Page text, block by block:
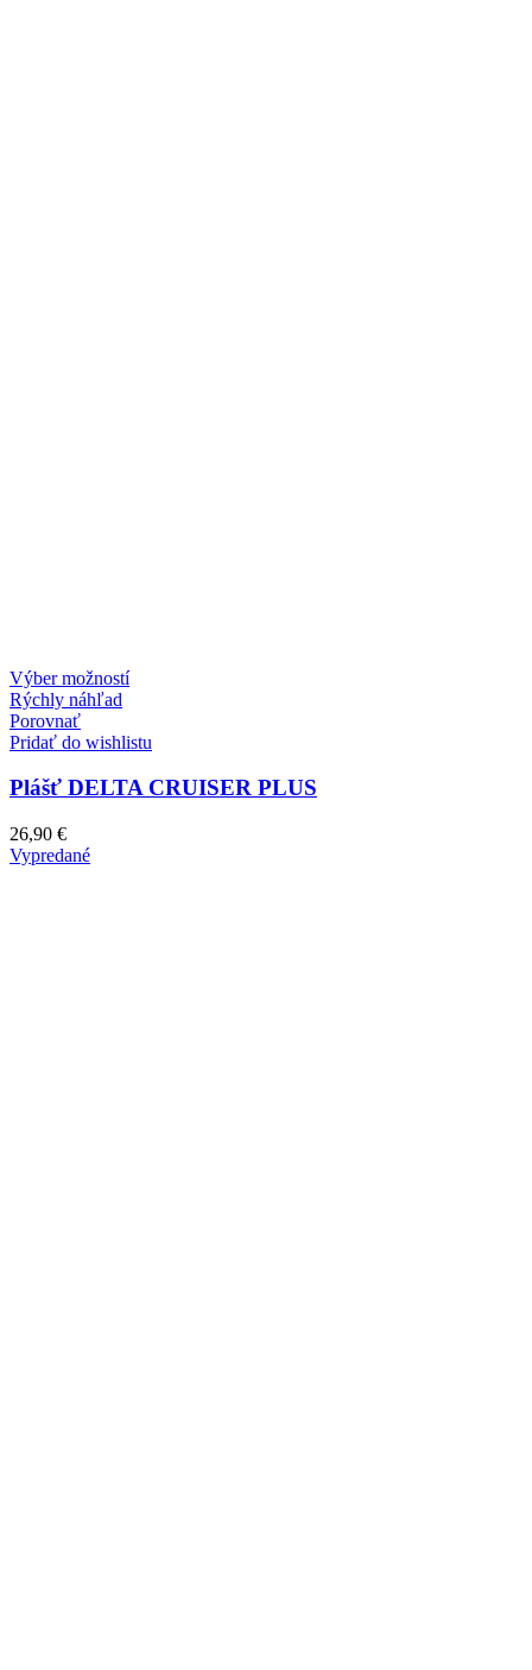
Výber možnostíTento
viacero
Možnosti
Rýchly náhľad
Porovnať
Pridať do wishlistu
Plášť DELTA CRUISER PLUS
26,90 €
Vypredané